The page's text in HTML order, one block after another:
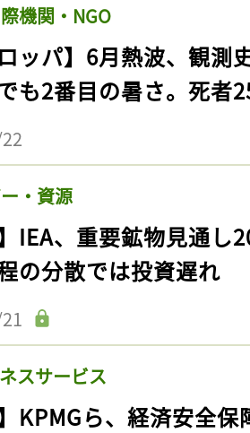
機関・NGO
ロッパ】6月熱波、観
も2番目の暑さ。死者
・資源
】IEA、重要鉱物見通
の分散では投資遅れ
スサービス
】KPMGら、経済安全